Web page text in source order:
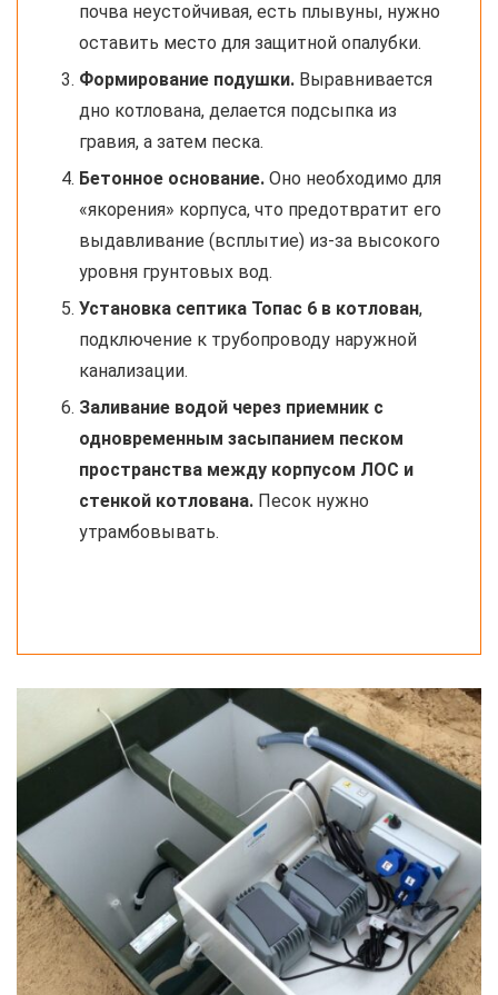
почва неустойчивая, есть плывуны, нужно
оставить место для защитной опалубки.
Формирование подушки. Выравнивается
дно котлована, делается подсыпка из
гравия, а затем песка.
Бетонное основание. Оно необходимо для
«якорения» корпуса, что предотвратит его
выдавливание (всплытие) из-за высокого
уровня грунтовых вод.
Установка септика Топас 6 в котлован,
подключение к трубопроводу наружной
канализации.
Заливание водой через приемник с
одновременным засыпанием песком
пространства между корпусом ЛОС и
стенкой котлована. Песок нужно
утрамбовывать.